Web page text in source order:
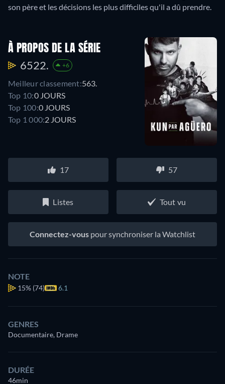
son père et les décisions les plus difficiles qu'il a dû prendre.
À PROPOS DE LA SÉRIE
6522. +6
Meilleur classement:563.
Top 10:0 JOURS
Top 100:0 JOURS
Top 1 000:2 JOURS
17 57
Listes Tout vu
Connectez-vous pour synchroniser la Watchlist
NOTE
15% (74) 6.1
GENRES
Documentaire, Drame
DURÉE
46min